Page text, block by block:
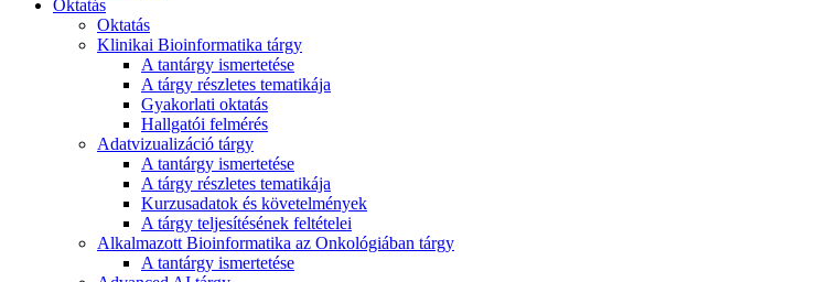
Oktatás
Oktatás
Klinikai Bioinformatika tárgy
A tantárgy ismertetése
A tárgy részletes tematikája
Gyakorlati oktatás
Hallgatói felmérés
Adatvizualizáció tárgy
A tantárgy ismertetése
A tárgy részletes tematikája
Kurzusadatok és követelmények
A tárgy teljesítésének feltételei
Alkalmazott Bioinformatika az Onkológiában tárgy
A tantárgy ismertetése